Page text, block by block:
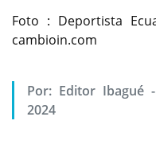
Foto : Deportista
cambioin.com
Por: Editor Ibagué-
2024